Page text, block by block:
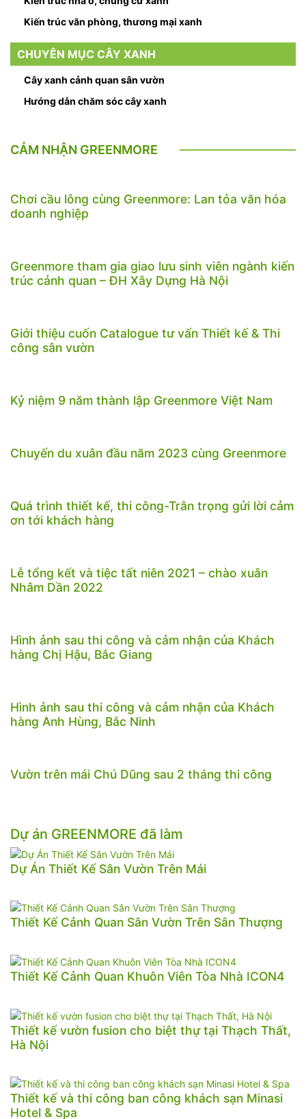
Kiến trúc văn phòng, thương mại xanh
CHUYÊN MỤC CÂY XANH
Cây xanh cảnh quan sân vườn
Hướng dẫn chăm sóc cây xanh
CẢM NHẬN GREENMORE
Chơi cầu lông cùng Greenmore: Lan tỏa văn hóa
doanh nghiệp
Greenmore tham gia giao lưu sinh viên ngành kiến
trúc cảnh quan – ĐH Xây Dựng Hà Nội
Giới thiệu cuốn Catalogue tư vấn Thiết kế & Thi
công sân vườn
Kỷ niệm 9 năm thành lập Greenmore Việt Nam
Chuyến du xuân đầu năm 2023 cùng Greenmore
Quá trình thiết kế, thi công-Trân trọng gửi lời cảm
ơn tới khách hàng
Lễ tổng kết và tiệc tất niên 2021 – chào xuân
Nhâm Dần 2022
Hình ảnh sau thi công và cảm nhận của Khách
hàng Chị Hậu, Bắc Giang
Hình ảnh sau thi công và cảm nhận của Khách
hàng Anh Hùng, Bắc Ninh
Vườn trên mái Chú Dũng sau 2 tháng thi công
Dự án GREENMORE đã làm
Dự Án Thiết Kế Sân Vườn Trên Mái
Thiết Kế Cảnh Quan Sân Vườn Trên Sân Thượng
Thiết Kế Cảnh Quan Khuôn Viên Tòa Nhà ICON4
Thiết kế vườn fusion cho biệt thự tại Thạch Thất,
Hà Nội
Thiết kế và thi công ban công khách sạn Minasi
Hotel & Spa